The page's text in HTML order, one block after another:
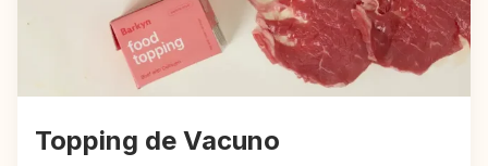
Topping de Vacuno